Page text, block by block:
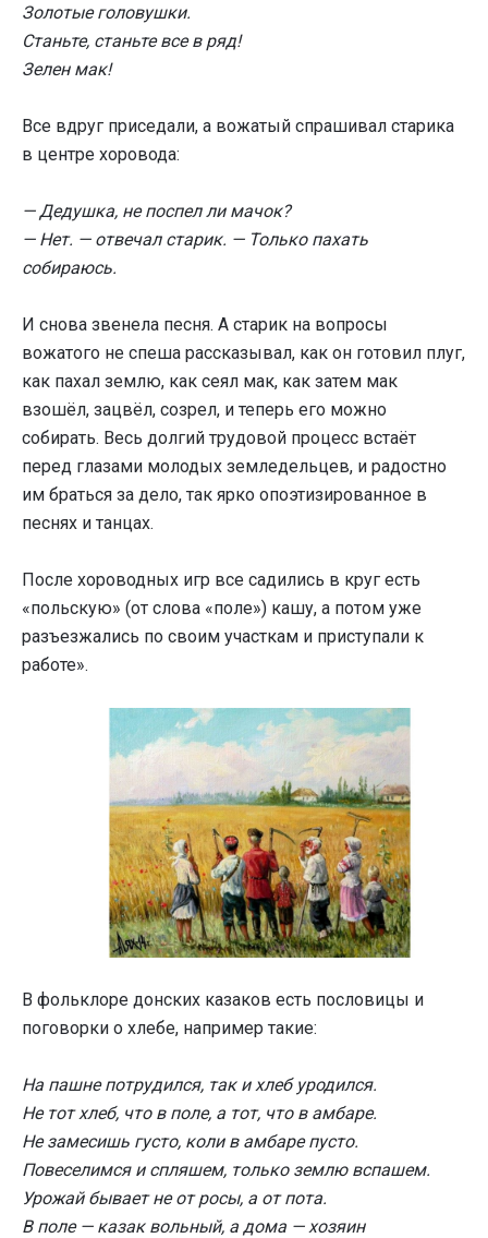
Золотые головушки.
Станьте, станьте все в ряд!
Зелен мак!
Все вдруг приседали, а вожатый спрашивал старика
в центре хоровода:
— Дедушка, не поспел ли мачок?
— Нет. — отвечал старик. — Только пахать
собираюсь.
И снова звенела песня. А старик на вопросы
вожатого не спеша рассказывал, как он готовил плуг,
как пахал землю, как сеял мак, как затем мак
взошёл, зацвёл, созрел, и теперь его можно
собирать. Весь долгий трудовой процесс встаёт
перед глазами молодых земледельцев, и радостно
им браться за дело, так ярко опоэтизированное в
песнях и танцах.
После хороводных игр все садились в круг есть
«польскую» (от слова «поле») кашу, а потом уже
разъезжались по своим участкам и приступали к
работе».
В фольклоре донских казаков есть пословицы и
поговорки о хлебе, например такие:
На пашне потрудился, так и хлеб уродился.
Не тот хлеб, что в поле, а тот, что в амбаре.
Не замесишь густо, коли в амбаре пусто.
Повеселимся и спляшем, только землю вспашем.
Урожай бывает не от росы, а от пота.
В поле — казак вольный, а дома — хозяин